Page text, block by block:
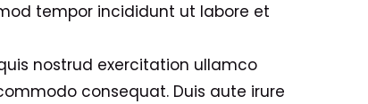
tempor incididunt ut labore et
nostrud exercitation ullamco
consequat. Duis aute irure